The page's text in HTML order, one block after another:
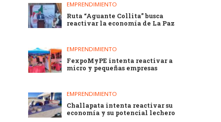
EMPRENDIMIENTO
Ruta “Aguante Collita” busca
reactivar la economía de La Paz
EMPRENDIMIENTO
FexpoMyPE intenta reactivar a
micro y pequeñas empresas
EMPRENDIMIENTO
Challapata intenta reactivar su
economía y su potencial lechero